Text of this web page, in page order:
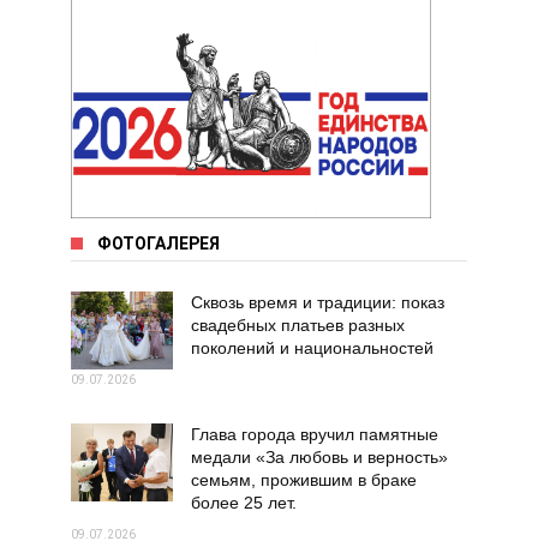
ФОТОГАЛЕРЕЯ
Сквозь время и традиции: показ
свадебных платьев разных
поколений и национальностей
09.07.2026
Глава города вручил памятные
медали «За любовь и верность»
семьям, прожившим в браке
более 25 лет.
09.07.2026